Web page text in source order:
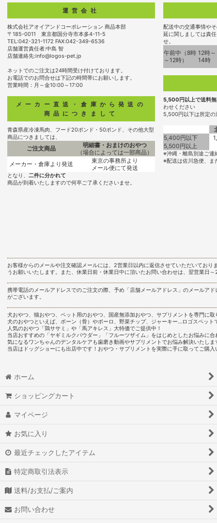
運営会社
株式会社アオイアンドコーポレーション 商品本部
〒185-0011 東京都国分寺市本多4-11-5
TEL:042-321-1172 FAX:042-349-6536
店舗運営責任者:中島 智
店舗連絡先:info@logos-pet.jp
ネットでのご注文は24時間受け付けております。
お電話でのお問合せは下記の時間帯にお願いします。
営業時間：月～金10:00～17:00
メーカー直送・倉庫から発送の
商品につきまして
青森県産冷凍馬肉、フード20ポンド・50ポンド、その他大型
商品につきましては、
ご注文商品
明細書・おまけのおやつ
（場合によっては一部商品）
メーカー・倉庫より発送
東京の事務所より
メール便にて発送
となり、 二件に分かれて
商品が到着いたしますので何卒ご了承くださいませ。
配送中の交通事情や
延に関しましては責
せ。
午前中（8時
～12時）
12時～
14時
5,500円以上で送料
わせください
5,500円以下は所定
5,400円以下
5,500円以上
※沖縄・離島別途ご連
※配送は佐川急便、ま
お客様からのメールや注文確認メールには、2営業日以内に返信させていただいてお
うお願いいたします。また、休業日前・休業日中に頂いたお問い合わせは、翌営業日
携帯電話のメールアドレスでのご注文の際、予め「店舗メールアドレス」のメールア
がございます。
犬おやつ、猫おやつ、ペット用のおやつ、国産無添加おやつ、サプリメントを専門に
犬のおやつといえば、ボーン（骨）やボーロ、野菜チップ、ジャーキー…ロゴスペッ
人気のおやつ「鶏ササミ」や「馬アキレス」大特価でご提供中！
当店おすすめの「ヤギミルクパウダー」「フルーツザイム」をはじめとしたお悩みに
気になるワンちゃんのデンタルケアも歯磨き動画やサプリメントでお悩み解決いたしま
当店はドッグショーにも出店中です！おやつ・サプリメントを実際に手に取ってご購
ホーム
ショッピングカート
マイページ
お気に入り
最近チェックしたアイテム
特定商取引法表示
送料/お支払/ご案内
お問い合わせ